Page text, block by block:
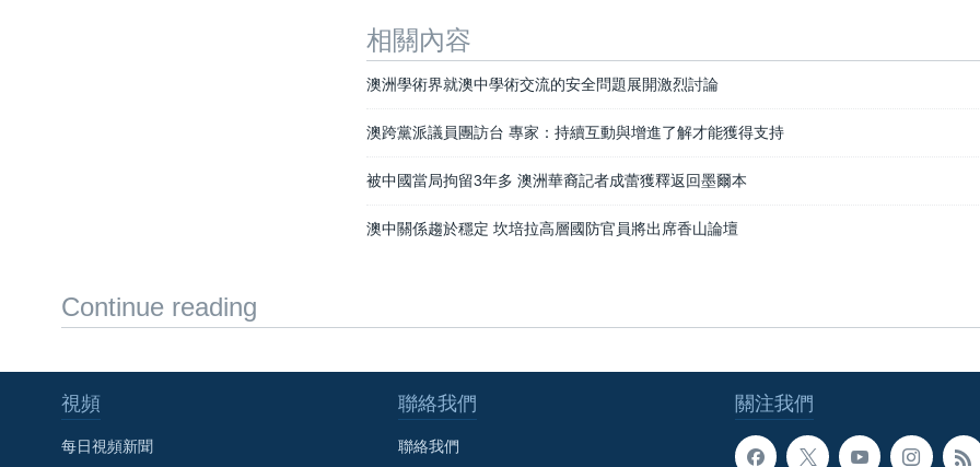
相關內容
澳洲學術界就澳中學術交流的安全問題展開激烈討論
澳跨黨派議員團訪台 專家：持續互動與增進了解才能獲得支持
被中國當局拘留3年多 澳洲華裔記者成蕾獲釋返回墨爾本
澳中關係趨於穩定 坎培拉高層國防官員將出席香山論壇
Continue reading
關注我們
視頻
每日視頻新聞
聯絡我們
聯絡我們